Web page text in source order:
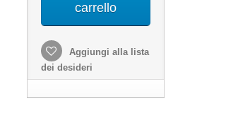
carrello
Aggiungi alla lista
dei desideri